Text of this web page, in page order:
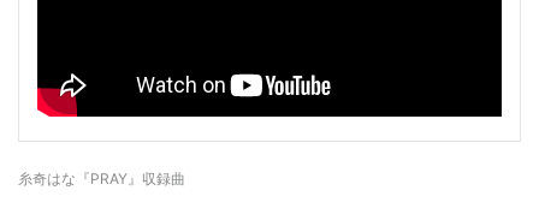
糸奇はな『PRAY』収録曲